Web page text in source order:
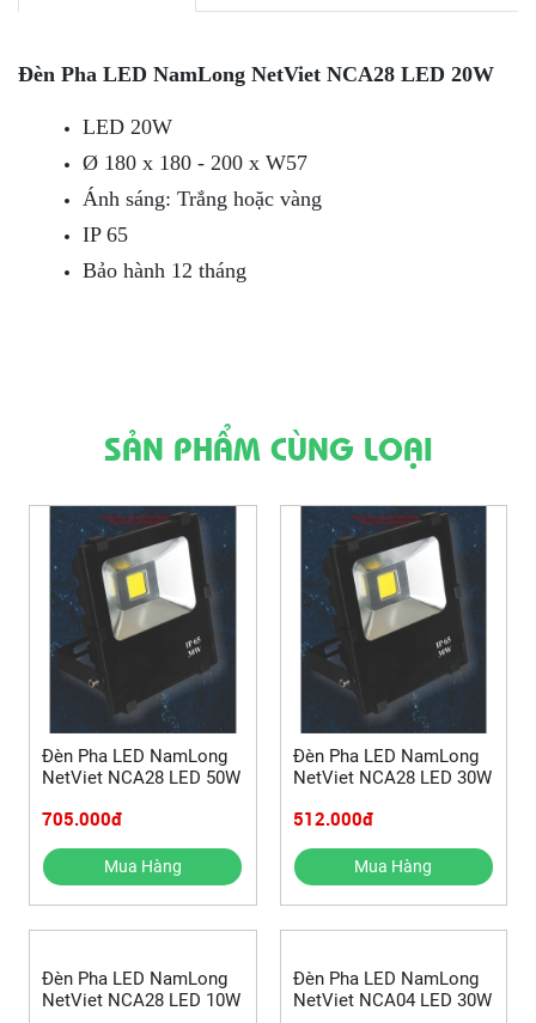
Đèn Pha LED NamLong NetViet NCA28 LED 20W
LED 20W
Ø 180 x 180 - 200 x W57
Ánh sáng: Trắng hoặc vàng
IP 65
Bảo hành 12 tháng
SẢN PHẨM CÙNG LOẠI
Đèn Pha LED NamLong
NetViet NCA28 LED 50W
705.000đ
Mua Hàng
Đèn Pha LED NamLong
NetViet NCA28 LED 30W
512.000đ
Mua Hàng
Đèn Pha LED NamLong
NetViet NCA28 LED 10W
Đèn Pha LED NamLong
NetViet NCA04 LED 30W